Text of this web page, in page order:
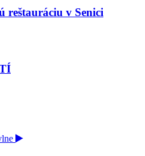
reštauráciu v Senici